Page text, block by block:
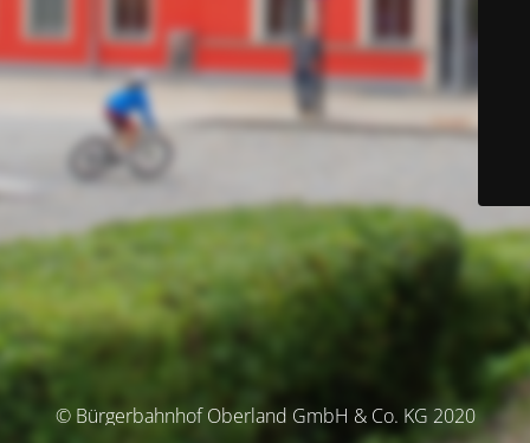
© Bürgerbahnhof Oberland GmbH & Co. KG 2020